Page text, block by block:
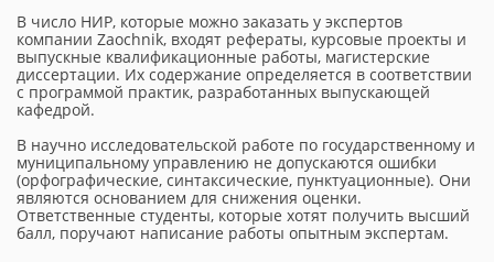
В число НИР, которые можно заказать у экспертов
компании Zaochnik, входят рефераты, курсовые проекты и
выпускные квалификационные работы, магистерские
диссертации. Их содержание определяется в соответствии
с программой практик, разработанных выпускающей
кафедрой.
В научно исследовательской работе по государственному и
муниципальному управлению не допускаются ошибки
(орфографические, синтаксические, пунктуационные). Они
являются основанием для снижения оценки.
Ответственные студенты, которые хотят получить высший
балл, поручают написание работы опытным экспертам.